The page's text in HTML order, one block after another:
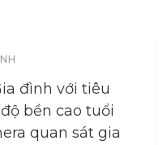
đình với tiêu
bền cao tuổi
quan sát gia